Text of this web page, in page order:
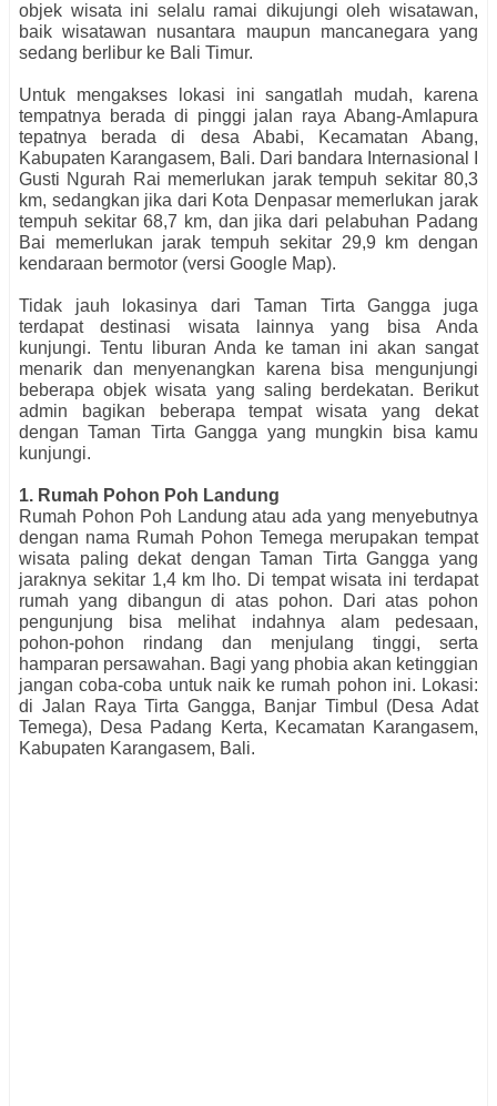
objek wisata ini selalu ramai dikujungi oleh wisatawan,
baik wisatawan nusantara maupun mancanegara yang
sedang berlibur ke Bali Timur.
Untuk mengakses lokasi ini sangatlah mudah, karena
tempatnya berada di pinggi jalan raya Abang-Amlapura
tepatnya berada di desa Ababi, Kecamatan Abang,
Kabupaten Karangasem, Bali. Dari bandara Internasional I
Gusti Ngurah Rai memerlukan jarak tempuh sekitar 80,3
km, sedangkan jika dari Kota Denpasar memerlukan jarak
tempuh sekitar 68,7 km, dan jika dari pelabuhan Padang
Bai memerlukan jarak tempuh sekitar 29,9 km dengan
kendaraan bermotor (versi Google Map).
Tidak jauh lokasinya dari Taman Tirta Gangga juga
terdapat destinasi wisata lainnya yang bisa Anda
kunjungi. Tentu liburan Anda ke taman ini akan sangat
menarik dan menyenangkan karena bisa mengunjungi
beberapa objek wisata yang saling berdekatan. Berikut
admin bagikan beberapa tempat wisata yang dekat
dengan Taman Tirta Gangga yang mungkin bisa kamu
kunjungi.
1. Rumah Pohon Poh Landung
Rumah Pohon Poh Landung atau ada yang menyebutnya
dengan nama Rumah Pohon Temega merupakan tempat
wisata paling dekat dengan Taman Tirta Gangga yang
jaraknya sekitar 1,4 km lho. Di tempat wisata ini terdapat
rumah yang dibangun di atas pohon. Dari atas pohon
pengunjung bisa melihat indahnya alam pedesaan,
pohon-pohon rindang dan menjulang tinggi, serta
hamparan persawahan. Bagi yang phobia akan ketinggian
jangan coba-coba untuk naik ke rumah pohon ini. Lokasi:
di Jalan Raya Tirta Gangga, Banjar Timbul (Desa Adat
Temega), Desa Padang Kerta, Kecamatan Karangasem,
Kabupaten Karangasem, Bali.